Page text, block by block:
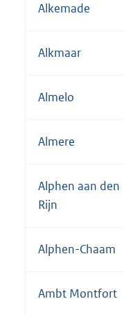
Alkemade
Alkmaar
Almelo
Almere
Alphen aan den
Rijn
Alphen-Chaam
Ambt Montfort